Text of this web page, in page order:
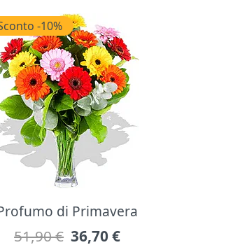
di Primavera
51,90 € 36,70 €
-10%